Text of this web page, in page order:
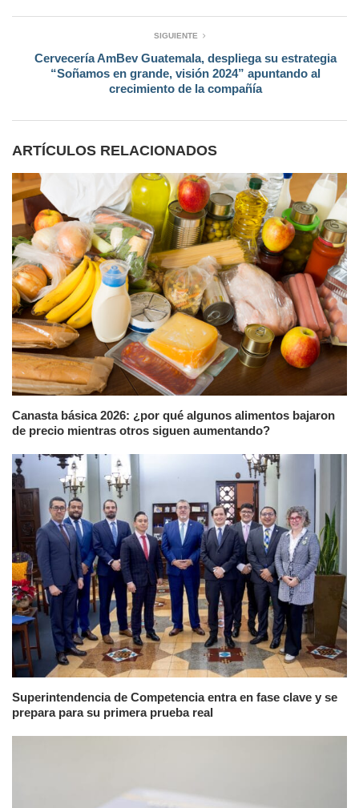
SIGUIENTE
Cervecería AmBev Guatemala, despliega su estrategia
“Soñamos en grande, visión 2024” apuntando al
crecimiento de la compañía
ARTÍCULOS RELACIONADOS
Canasta básica 2026: ¿por qué algunos alimentos bajaron
de precio mientras otros siguen aumentando?
Superintendencia de Competencia entra en fase clave y se
prepara para su primera prueba real